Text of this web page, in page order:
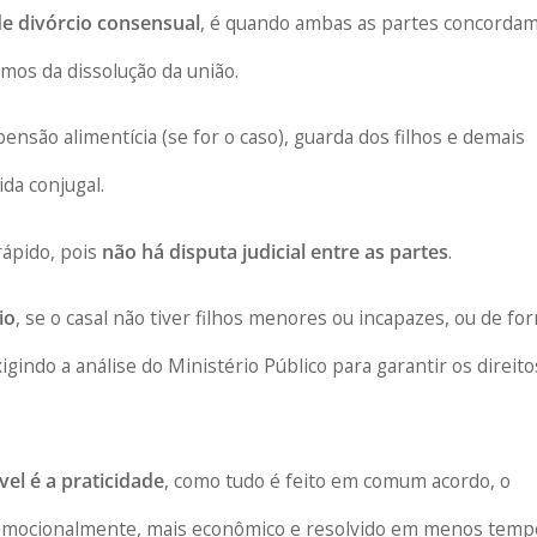
divórcio consensual, é quando ambas as partes
da dissolução da união.
alimentícia (se for o caso), guarda dos filhos e demais
conjugal.
pois não há disputa judicial entre as partes.
, se o casal não tiver filhos menores ou incapazes, ou de
a análise do Ministério Público para garantir os
é a praticidade, como tudo é feito em comum acordo, o
mais econômico e resolvido em menos